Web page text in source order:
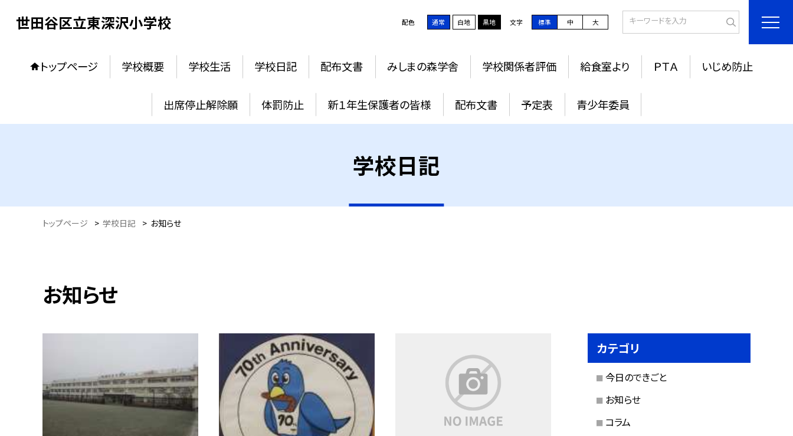
世田谷区立東深沢小学校 配色 通常 白地 黒地 文字 標準 中 大
トップページ 学校概要 学校生活 学校日記 配布文書 みしまの森学舎 学校関係者評価 給食室より ＰＴＡ いじめ防止
出席停止解除願 体罰防止 新１年生保護者の皆様 配布文書 予定表 青少年委員
学校日記
トップページ > 学校日記 > お知らせ
お知らせ
カテゴリ
今日のできごと
お知らせ
コラム